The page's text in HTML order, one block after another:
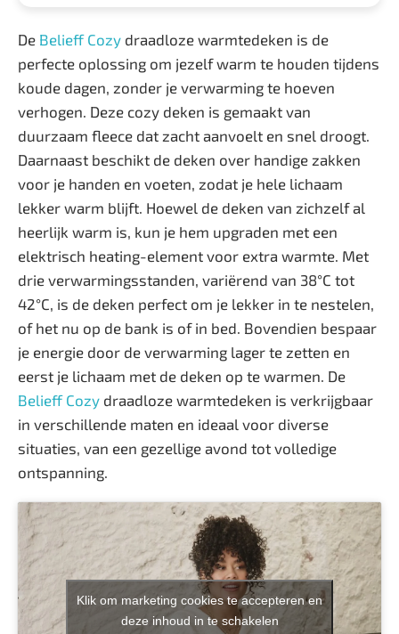
De Belieff Cozydraadloze warmtedeken is de
perfecte oplossing om jezelf warm te houden tijdens
koude dagen, zonder je verwarming te hoeven
verhogen. Deze cozy deken is gemaakt van
duurzaam fleece dat zacht aanvoelt en snel droogt.
Daarnaast beschikt de deken over handige zakken
voor je handen en voeten, zodat je hele lichaam
lekker warm blijft. Hoewel de deken van zichzelf al
heerlijk warm is, kun je hem upgraden met een
elektrisch heating-element voor extra warmte. Met
drie verwarmingsstanden, variërend van 38°C tot
42°C, is de deken perfect om je lekker in te nestelen,
of het nu op de bank is of in bed. Bovendien bespaar
je energie door de verwarming lager te zetten en
eerst je lichaam met de deken op te warmen. De
Belieff Cozydraadloze warmtedeken is verkrijgbaar
in verschillende maten en ideaal voor diverse
situaties, van een gezellige avond tot volledige
ontspanning.
Klik om marketing cookies te accepteren en
deze inhoud in te schakelen